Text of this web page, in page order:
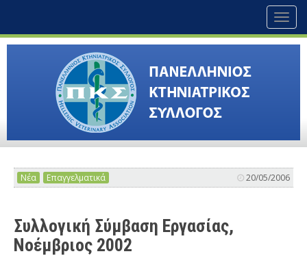
Νέα Επαγγελματικά 20/05/2006
Συλλογική Σύμβαση Εργασίας,
Νοέμβριος 2002